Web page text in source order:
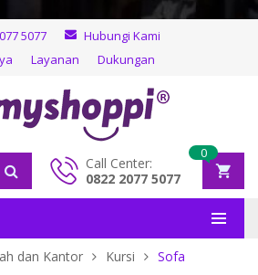
5077
Hubungi Kami
Layanan Dukungan
Call Center:
0822 2077 5077
0
dan Kantor Kursi Sofa